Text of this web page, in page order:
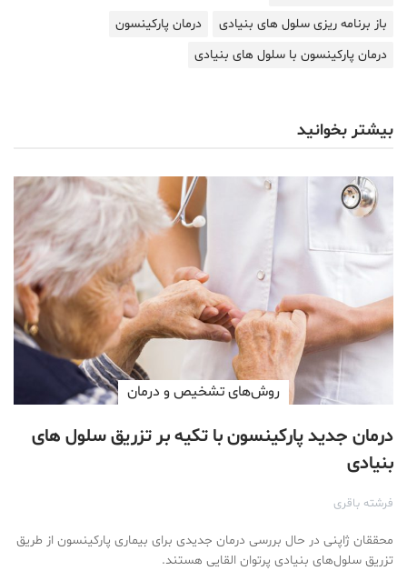
باز برنامه ریزی سلول های بنیادی
درمان پارکینسون
درمان پارکینسون با سلول های بنیادی
بیشتر بخوانید
روش‌های تشخیص و درمان
درمان جدید پارکینسون با تکیه بر تزریق سلول های
بنیادی
فرشته باقری
محققان ژاپنی در حال بررسی درمان جدیدی برای بیماری پارکینسون از طریق
تزریق سلول‌های بنیادی پرتوان القایی هستند.